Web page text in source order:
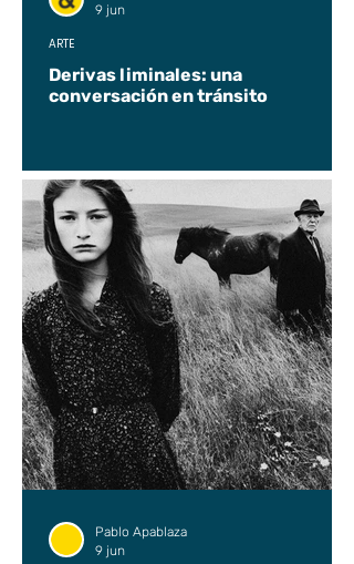
Derivas liminales: una
conversación en tránsito
ARTE
9 jun
Pablo Apablaza
9 jun